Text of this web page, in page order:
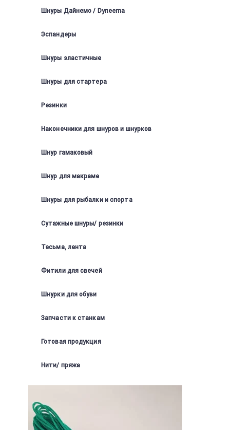
Шнуры Дайнемо / Dyneema
Эспандеры
Шнуры эластичные
Шнуры для стартера
Резинки
Наконечники для шнуров и шнурков
Шнур гамаковый
Шнур для макраме
Шнуры для рыбалки и спорта
Сутажные шнуры/ резинки
Тесьма, лента
Фитили для свечей
Шнурки для обуви
Запчасти к станкам
Готовая продукция
Нити/ пряжа